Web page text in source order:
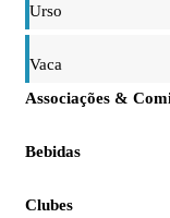
Urso
Vaca
Associações &
Bebidas
Clubes